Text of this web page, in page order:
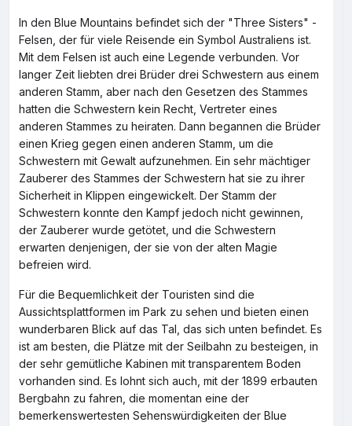
In den Blue Mountains befindet sich der "Three Sisters" -
Felsen, der für viele Reisende ein Symbol Australiens ist.
Mit dem Felsen ist auch eine Legende verbunden. Vor
langer Zeit liebten drei Brüder drei Schwestern aus einem
anderen Stamm, aber nach den Gesetzen des Stammes
hatten die Schwestern kein Recht, Vertreter eines
anderen Stammes zu heiraten. Dann begannen die Brüder
einen Krieg gegen einen anderen Stamm, um die
Schwestern mit Gewalt aufzunehmen. Ein sehr mächtiger
Zauberer des Stammes der Schwestern hat sie zu ihrer
Sicherheit in Klippen eingewickelt. Der Stamm der
Schwestern konnte den Kampf jedoch nicht gewinnen,
der Zauberer wurde getötet, und die Schwestern
erwarten denjenigen, der sie von der alten Magie
befreien wird.
Für die Bequemlichkeit der Touristen sind die
Aussichtsplattformen im Park zu sehen und bieten einen
wunderbaren Blick auf das Tal, das sich unten befindet. Es
ist am besten, die Plätze mit der Seilbahn zu besteigen, in
der sehr gemütliche Kabinen mit transparentem Boden
vorhanden sind. Es lohnt sich auch, mit der 1899 erbauten
Bergbahn zu fahren, die momentan eine der
bemerkenswertesten Sehenswürdigkeiten der Blue